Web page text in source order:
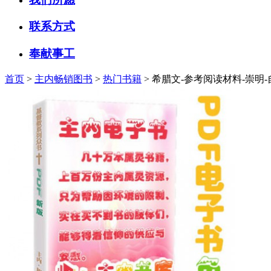
联系方式
奉献事工
首页 > 主内畅销图书 > 热门书籍 > 希腊文-参考阅读材料-崇明